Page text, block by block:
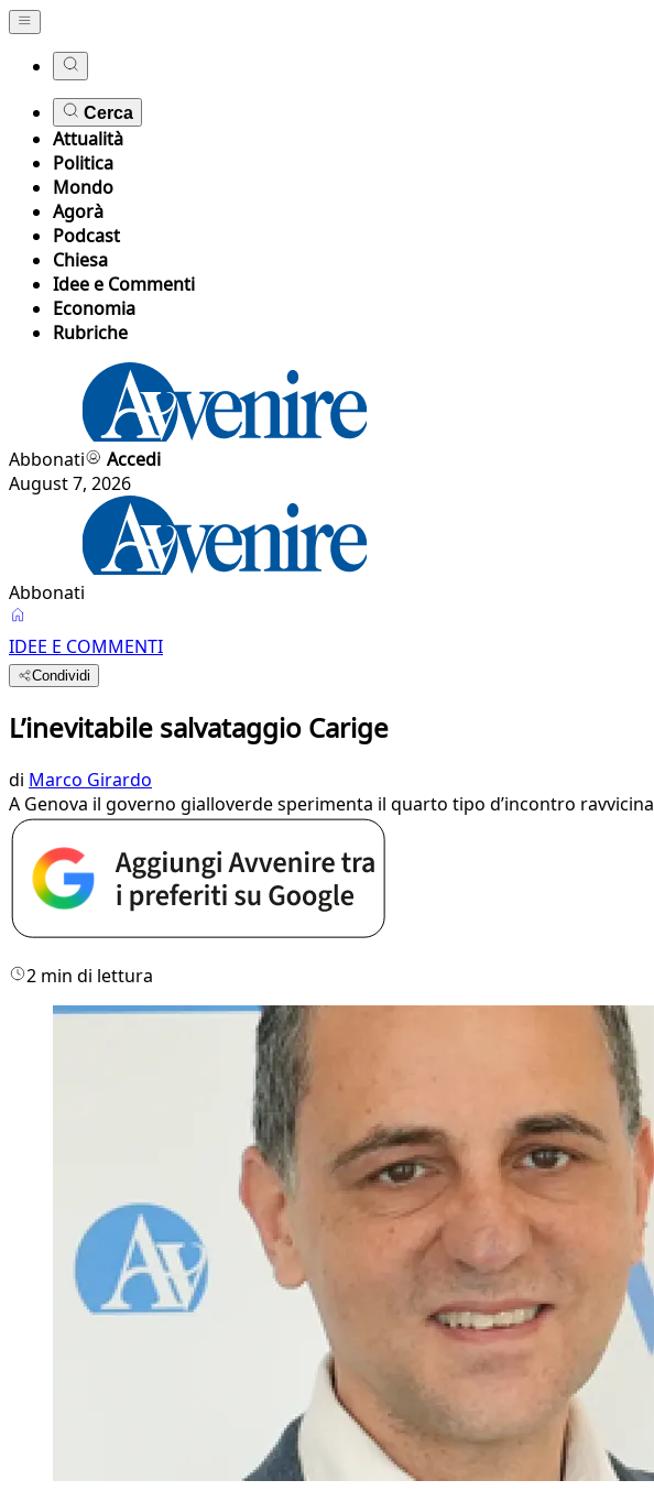
Cerca
Attualità
Politica
Mondo
Agorà
Podcast
Chiesa
Idee e Commenti
Economia
Rubriche
Abbonati
Accedi
August 7, 2026
Abbonati
IDEE E COMMENTI
Condividi
L’inevitabile salvataggio Carige
di Marco Girardo
A Genova il governo gialloverde sperimenta il quarto tipo d’incontro
2 min di lettura